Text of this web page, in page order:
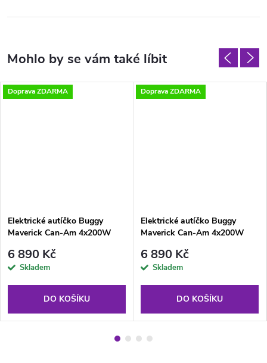
Doprava ZDARMA
Elektrické autíčko Buggy
Maverick Can-Am 4x200W
6 890 Kč
Skladem
DO KOŠÍKU
Doprava ZDARMA
Elektrické autíčko Buggy
Maverick Can-Am 4x200W
6 890 Kč
Skladem
DO KOŠÍKU